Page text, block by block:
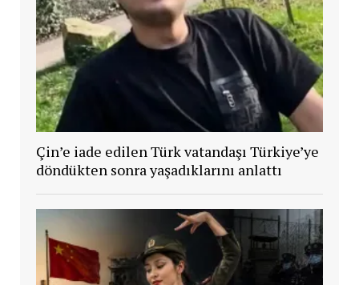
Çin’e iade edilen Türk vatandaşı Türkiye’ye
döndükten sonra yaşadıklarını anlattı